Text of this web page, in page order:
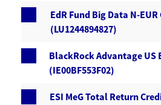
EdR Fund Big Data N-EUR
(LU1244894827)
BlackRock Advantage US
(IE00BF553F02)
ESI MeG Total Return